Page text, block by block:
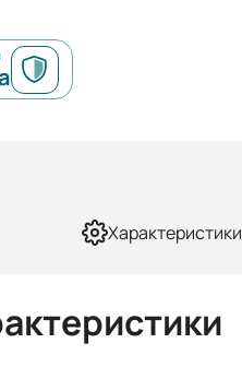
Характеристики